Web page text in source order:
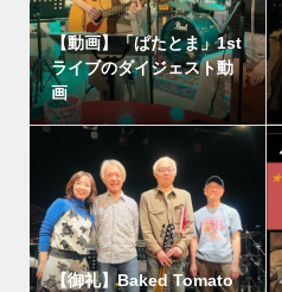
【動画】「ぱたとま」1st
ライブのダイジェスト動
画
【御礼】Baked Tomato